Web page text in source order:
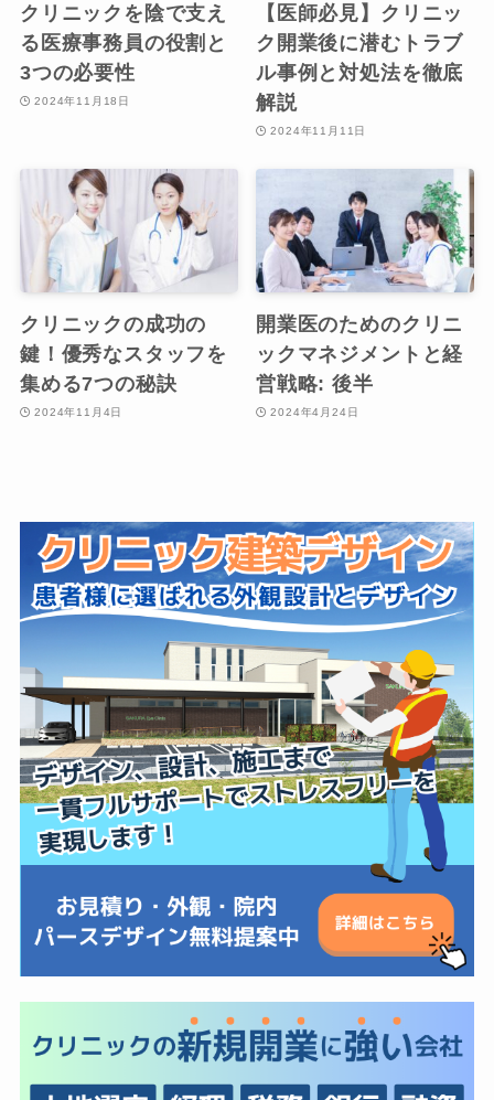
クリニックを陰で支え
る医療事務員の役割と
3つの必要性
2024年11月18日
【医師必見】クリニッ
ク開業後に潜むトラブ
ル事例と対処法を徹底
解説
2024年11月11日
クリニックの成功の
鍵！優秀なスタッフを
集める7つの秘訣
2024年11月4日
開業医のためのクリニ
ックマネジメントと経
営戦略: 後半
2024年4月24日